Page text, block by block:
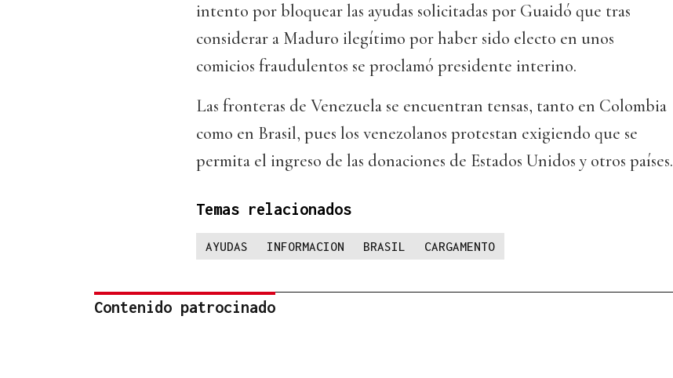
intento por bloquear las ayudas solicitadas por Guaidó que tras
considerar a Maduro ilegítimo por haber sido electo en unos
comicios fraudulentos se proclamó presidente interino.
Las fronteras de Venezuela se encuentran tensas, tanto en Colombia
como en Brasil, pues los venezolanos protestan exigiendo que se
permita el ingreso de las donaciones de Estados Unidos y otros países.
Temas relacionados
AYUDAS INFORMACION BRASIL CARGAMENTO
Contenido patrocinado